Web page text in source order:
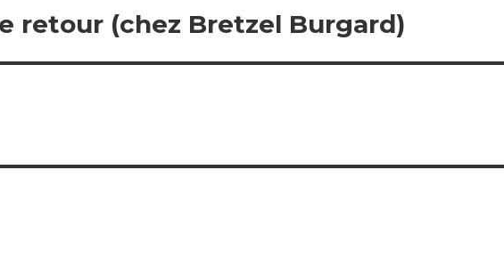
retour (chez Bretzel Burgard)